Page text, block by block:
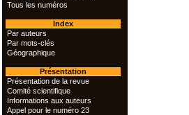
Tous les numéros
Index
Par auteurs
Par mots-clés
Géographique
Présentation
Présentation de la revue
Comité scientifique
Informations aux auteurs
Appel pour le numéro 23